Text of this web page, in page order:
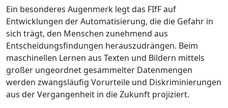
Ein besonderes Augenmerk legt das FIfF auf
Entwicklungen der Automatisierung, die die Gefahr in
sich trägt, den Menschen zunehmend aus
Entscheidungsfindungen herauszudrängen. Beim
maschinellen Lernen aus Texten und Bildern mittels
großer ungeordnet gesammelter Datenmengen
werden zwangsläufig Vorurteile und Diskriminierungen
aus der Vergangenheit in die Zukunft projiziert.